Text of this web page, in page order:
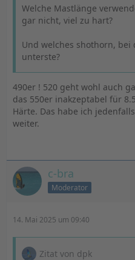
Welche Mastlänge
gar nicht, viel zu hart?
Und welches shothorn,
unterste?
490er ! 520 geht wohl auch
das 550er inakzeptabel für
Härte. Das habe ich
weiter.
c-bra
Moderator
14. Mai 2025 um 09:40
Zitat von dpk